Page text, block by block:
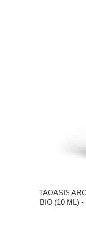
TAOASIS
BIO (10 ML)